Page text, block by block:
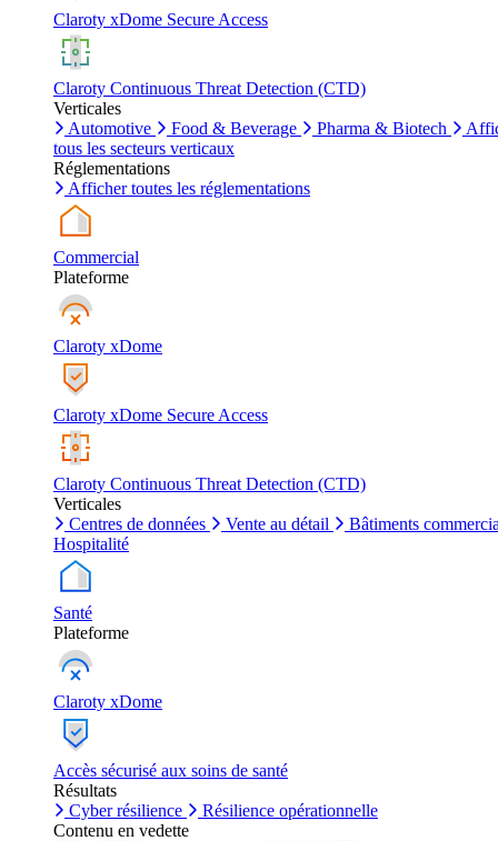
Claroty xDome Secure Access
Claroty Continuous Threat Detection (CTD)
Verticales
Automotive
Food & Beverage Pharma & Biotech
tous les secteurs verticaux
Réglementations
Afficher toutes les réglementations
Commercial
Plateforme
Claroty xDome
Claroty xDome Secure Access
Claroty Continuous Threat Detection (CTD)
Verticales
Centres de données
Vente au détail
Bâtiments
Hospitalité
Santé
Plateforme
Claroty xDome
Accès sécurisé aux soins de santé
Résultats
Cyber résilience
Résilience opérationnelle
Contenu en vedette